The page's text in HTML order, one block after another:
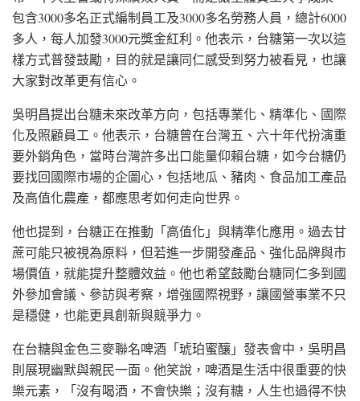
包含3000多名正式編制員工及3000多名勞務人員，總計6000
多人，每人加發3000元獎金紅利。他表示，台糖第一次以這
樣方式普發鼓勵，目的就是讓同仁感受到努力被看見，也讓
大家對改革更有信心。
吳明昌提出台糖未來改革方向，包括專業化、精準化、國際
化及照顧員工。他表示，台糖曾在台灣五、六十年代扮演重
要外銷角色，當時台灣許多出口能量仰賴台糖，如今台糖仍
要找回國際市場的企圖心，包括地瓜、豬肉、食品加工產品
及高值化農產，都應思考如何走向世界。
他也提到，台糖正在推動「高值化」與精準化應用。過去甘
蔗可能只被視為原料，但若進一步開發產品、強化品牌與市
場價值，就能提升整體效益。他也希望鼓勵台糖同仁多到國
外參加會議、參訪與考察，增強國際視野，讓國營事業不只
是穩健，也能更具創新與競爭力。
在台糖與金色三麥聯名啤酒「琥珀蜜釀」發表會中，吳明昌
則展現幽默與親民一面。他笑說，啤酒是生活中很重要的快
樂元素，「沒有喝酒，不會快樂；沒有糖，人生也過得不快